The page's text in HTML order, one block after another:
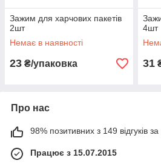
Зажим для харчових пакетів
2шт
Немає в наявності
23 ₴/упаковка
4шт
31
Про нас
98% позитивних з 149 відгуків за
Працює з 15.07.2015